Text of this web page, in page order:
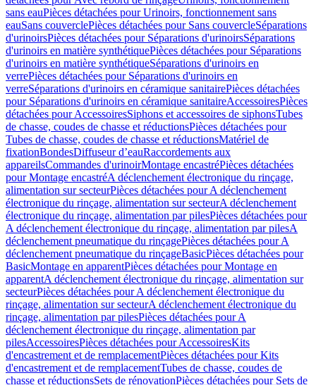
sans eauPièces détachées pour Urinoirs, fonctionnement sans
eauSans couverclePièces détachées pour Sans couvercleSéparations
d'urinoirsPièces détachées pour Séparations d'urinoirsSéparations
d'urinoirs en matière synthétiquePièces détachées pour Séparations
d'urinoirs en matière synthétiqueSéparations d'urinoirs en
verrePièces détachées pour Séparations d'urinoirs en
verreSéparations d'urinoirs en céramique sanitairePièces détachées
pour Séparations d'urinoirs en céramique sanitaireAccessoiresPièces
détachées pour AccessoiresSiphons et accessoires de siphonsTubes
de chasse, coudes de chasse et réductionsPièces détachées pour
Tubes de chasse, coudes de chasse et réductionsMatériel de
fixationBondesDiffuseur d’eauRaccordements aux
appareilsCommandes d'urinoirMontage encastréPièces détachées
pour Montage encastréA déclenchement électronique du rinçage,
alimentation sur secteurPièces détachées pour A déclenchement
électronique du rinçage, alimentation sur secteurA déclenchement
électronique du rinçage, alimentation par pilesPièces détachées pour
A déclenchement électronique du rinçage, alimentation par pilesA
déclenchement pneumatique du rinçagePièces détachées pour A
déclenchement pneumatique du rinçageBasicPièces détachées pour
BasicMontage en apparentPièces détachées pour Montage en
apparentA déclenchement électronique du rinçage, alimentation sur
secteurPièces détachées pour A déclenchement électronique du
rinçage, alimentation sur secteurA déclenchement électronique du
rinçage, alimentation par pilesPièces détachées pour A
déclenchement électronique du rinçage, alimentation par
pilesAccessoiresPièces détachées pour AccessoiresKits
d'encastrement et de remplacementPièces détachées pour Kits
d'encastrement et de remplacementTubes de chasse, coudes de
chasse et réductionsSets de rénovationPièces détachées pour Sets de